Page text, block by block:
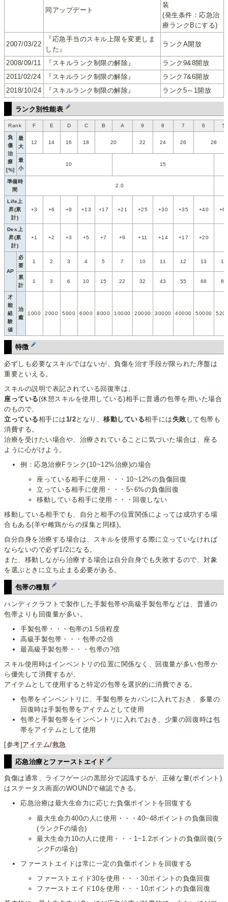
同アップデート
装
(発生条件：応急治
療ランクBにする)
2007/03/22
『応急手当のスキル上限を変更しま
した』
ランクA開放
2008/09/11 『スキルランク制限の解除』
ランク9&8開放
2011/02/24
『スキルランク制限の解除』
ランク7&6開放
2018/10/24
『スキルランク制限の解除』 ランク5～1開放
ランク別性能表
Rank F E D C B A 9 8 7 6 5
負
傷
治
療
[%]
最
大
12 14 16 18 20 22 24 26 28
最
小
10 15
準備時
間
2.0
Life上
昇(累
計)
+3 +6 +9 +13 +17 +21 +25 +30 +35 +40
Dex上
昇(累
計)
+1 +2 +3 +5 +7 +9 +11 +14 +17 +20
AP
必
要
1 2 3 4 5 7 10 11 12 13 15
累
計
1 3 6 10 15 22 32 43 55 68 83
才
能
経
験
値
治
癒
1000 2000 5000 6000 8000 10000 20000 30000 40000 50000
特徴
必ずしも必要なスキルではないが、負傷を治す手段が限られた序盤は
重要といえる。
スキルの説明で表記されている回復率は、
座っている(休憩スキルを使用している)相手に普通の包帯を用いた場合
のもので、
立っている相手には 1/2となり、移動している相手には失敗 して包帯も
消費する。
治療を受けたい場合や、治療されていることに気づいた場合は、座る
ように心がけよう。
例：応急治療Fランク(10~12%治療)の場合
座っている相手に使用・・・10~12%の負傷回復
立っている相手に使用・・・5~6%の負傷回復
移動している相手に使用・・・回復しない
移動している相手でも、自分と相手の位置関係によっては成功する場
合もある(羊や雌鶏からの採集と同様)。
自分自身を治療する場合は、スキルを使用する際に立っていなければ
ならないので必ず1/2になる。
また、移動しながら治療する場合は自分自身でも失敗するので、対象
を選ぶときに立ち止まる必要がある。
包帯の種類
ハンディクラフトで製作した手製包帯や高級手製包帯などは、普通の
包帯よりも回復量が多い。
手製包帯・・・包帯の1.5倍程度
高級手製包帯・・・包帯の2倍
最高級手製包帯・・・包帯の?倍
スキル使用時はインベントリの位置に関係なく、回復量が多い包帯か
ら優先して消費するが、
アイテムとして使用すると特定の包帯を選択的に消費できる。
包帯をインベントリに、手製包帯をカバンに入れておき、多量の
回復時は手製包帯をアイテムとして使用
包帯と手製包帯をインベントリに入れておき、少量の回復時は包
帯をアイテムとして使用
[参考] アイテム/救急
応急治療とファーストエイド
負傷は通常、ライフゲージの黒部分で認識するが、正確な量(ポイント)
はステータス画面のWOUNDで確認できる。
応急治療は最大生命力に応じた負傷ポイントを回復する
最大生命力400の人に使用・・・40~48ポイントの負傷回復
(ランクFの場合)
最大生命力10の人に使用・・・1~1.2ポイントの負傷回復(ラ
ンクFの場合)
ファーストエイドは常に一定の負傷ポイントを回復する
ファーストエイド30を使用・・・30ポイントの負傷回復
ファーストエイド10を使用・・・10ポイントの負傷回復